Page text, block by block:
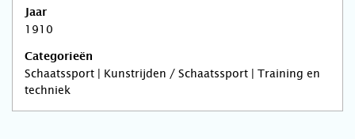
Jaar
1910
Categorieën
Schaatssport | Kunstrijden / Schaatssport | Training en
techniek